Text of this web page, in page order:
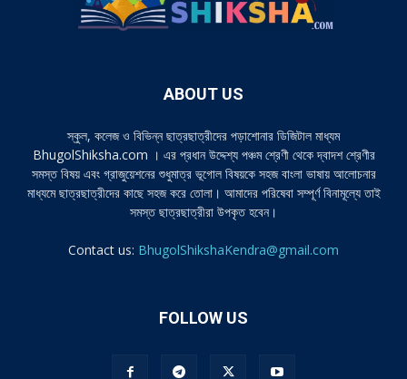
ABOUT US
স্কুল, কলেজ ও বিভিন্ন ছাত্রছাত্রীদের পড়াশোনার ডিজিটাল মাধ্যম
BhugolShiksha.com । এর প্রধান উদ্দেশ্য পঞ্চম শ্রেণী থেকে দ্বাদশ শ্রেণীর
সমস্ত বিষয় এবং গ্রাজুয়েশনের শুধুমাত্র ভূগোল বিষয়কে সহজ বাংলা ভাষায় আলোচনার
মাধ্যমে ছাত্রছাত্রীদের কাছে সহজ করে তোলা। আমাদের পরিষেবা সম্পূর্ণ বিনামূল্যে তাই
সমস্ত ছাত্রছাত্রীরা উপকৃত হবেন।
Contact us: BhugolShikshaKendra@gmail.com
FOLLOW US